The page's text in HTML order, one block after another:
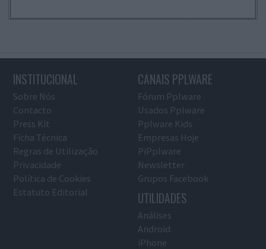
INSTITUCIONAL
Sobre Nós
Contacto
Press Kit
Ficha Técnica
Regras de Utilização
Privacidade
Política de Cookies
Estatuto Editorial
CANAIS PPLWARE
Fórum Pplware
Usados Pplware
Pplware Kids
Empresas Hoje
PiPplware
Newsletter
Grupos Facebook
UTILIDADES
Análises
Android
iPhone